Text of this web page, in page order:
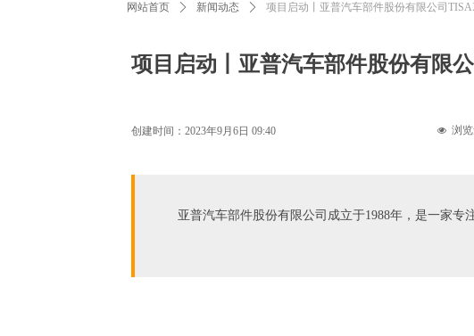
项目启动丨亚普汽车部件股份有限
网站首页 ꄲ 新闻动态 ꄲ 项目启动丨亚普汽车部件股份有限公司
넶 浏览
创建时间： 2023年9月6日 09:40
亚普汽车部件股份有限公司成立于1988年，是一家